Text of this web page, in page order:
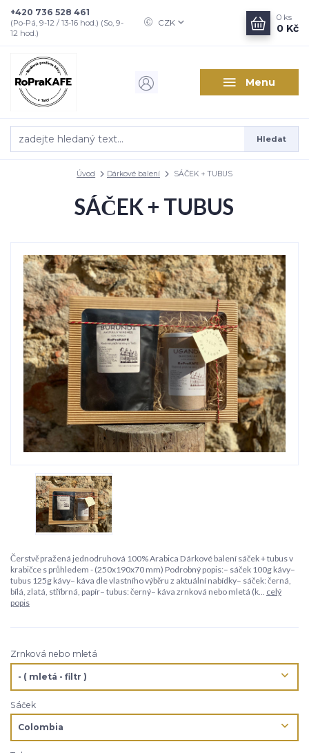
Menu
CZK
Hledat
+420 736 528 461
(Po-Pá, 9-12 / 13-16 hod.) (So, 9-
12 hod.)
0 ks
0 Kč
Úvod Dárkové balení SÁČEK + TUBUS
SÁČEK + TUBUS
Čerstvě pražená jednodruhová 100% Arabica Dárkové balení sáček + tubus v
krabičce s průhledem - (250x190x70 mm) Podrobný popis:– sáček 100g kávy–
tubus 125g kávy– káva dle vlastního výběru z aktuální nabídky– sáček: černá,
bílá, zlatá, stříbrná, papír– tubus: černý– káva zrnková nebo mletá (k... celý
popis
Zrnková nebo mletá
Sáček